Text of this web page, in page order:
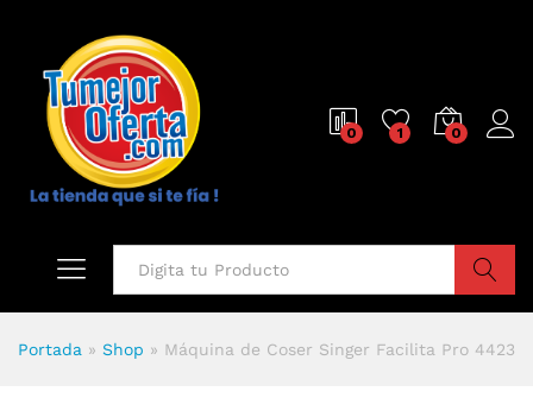
0 1 0
Portada » Shop » Máquina de Coser Singer Facilita Pro 4423